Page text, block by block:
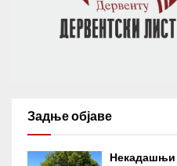
Задње објаве
Некадашњи